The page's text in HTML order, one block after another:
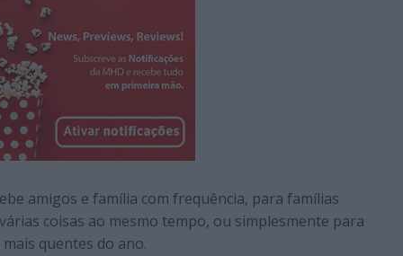
amigos e família com frequência, para famílias
coisas ao mesmo tempo, ou simplesmente para
quentes do ano.